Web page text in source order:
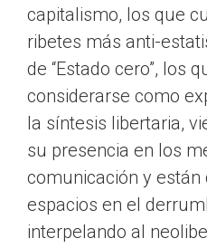
capitalismo, los que
ribetes más anti-
de “Estado cero”, los
considerarse como
la síntesis libertaria,
su presencia en los
comunicación y están
espacios en el
interpelando al